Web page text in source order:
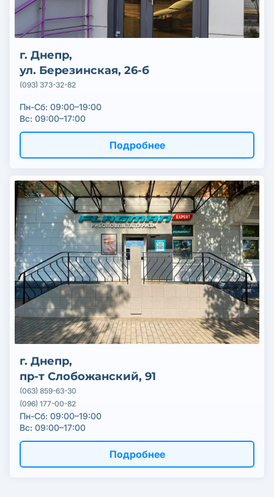
г. Днепр,
ул. Березинская, 26-б
(093) 373-32-82
Пн-Сб: 09:00–19:00
Вс: 09:00–17:00
Подробнее
г. Днепр,
пр-т Слобожанский, 91
(063) 859-63-30
(096) 177-00-82
Пн-Сб: 09:00–19:00
Вс: 09:00–17:00
Подробнее